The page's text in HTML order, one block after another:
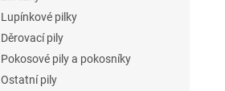
Lupínkové pilky
Děrovací pily
Pokosové pily a pokosníky
Ostatní pily